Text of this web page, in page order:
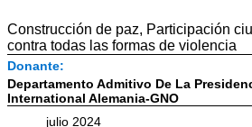
Construcción de paz, Participación
contra todas las formas de violencia
Donante:
Departamento Admitivo De La
International Alemania-GNO
julio 2024